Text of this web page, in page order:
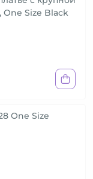
One Size Black
One Size